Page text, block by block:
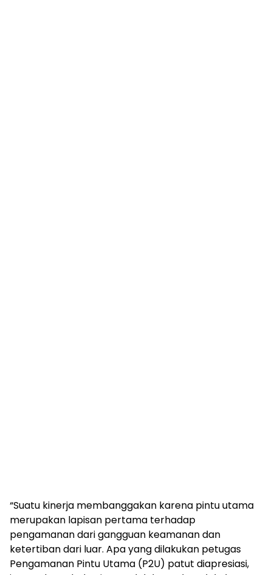
“Suatu kinerja membanggakan karena pintu utama
merupakan lapisan pertama terhadap
pengamanan dari gangguan keamanan dan
ketertiban dari luar. Apa yang dilakukan petugas
Pengamanan Pintu Utama (P2U) patut diapresiasi,